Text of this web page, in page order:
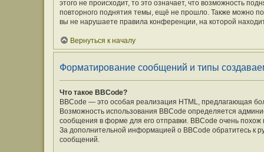
этого не происходит, то это означает, что возможность
повторного поднятия темы, ещё не прошло. Также можно
вы не нарушаете правила конференции, на которой
Вернуться к началу
Форматирование сообщений и типы
Что такое BBCode?
BBCode — это особая реализация HTML, предлагающая
Возможность использования BBCode определяется
сообщения в форме для его отправки. BBCode очень похож
За дополнительной информацией о BBCode обратитесь к
сообщений.